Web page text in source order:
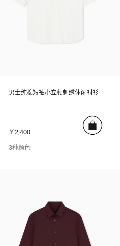
男士纯棉短袖小立领刺绣休闲衬衫
￥2,400
3种颜色